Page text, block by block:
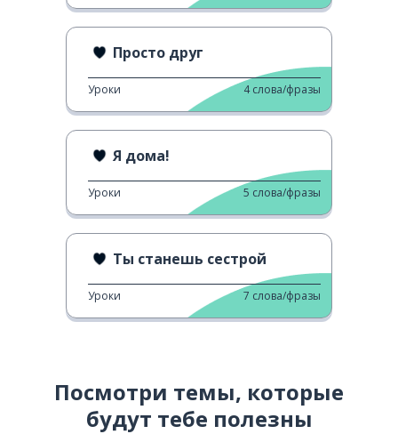
Просто друг
Уроки 4 слова/фразы
Я дома!
Уроки 5 слова/фразы
Ты станешь сестрой
Уроки 7 слова/фразы
Посмотри темы, которые
будут тебе полезны